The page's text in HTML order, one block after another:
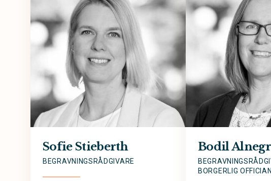
Sofie Stieberth
BEGRAVNINGSRÅDGIVARE
Bodil
BORGERLIG